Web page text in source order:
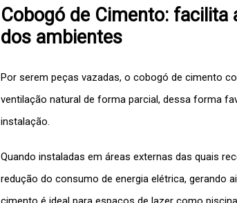
Cobogó de Cimento: facilita
dos ambientes
Por serem peças vazadas, ocobogó de cimento
ventilação natural de forma parcial, dessa forma
instalação.
Quando instaladas em áreas externas das quais
redução do consumo de energia elétrica, gerando